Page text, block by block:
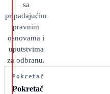
sa
pripadajućim
pravnim
osnovama i
uputstvima
za odbranu.
Pokretač
Pokretač